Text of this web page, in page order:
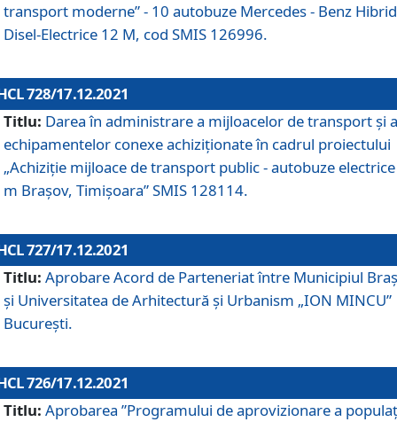
transport moderne” - 10 autobuze Mercedes - Benz Hibrid
Disel-Electrice 12 M, cod SMIS 126996.
728/17.12.2021
Titlu: Darea în administrare a mijloacelor de transport și a
echipamentelor conexe achiziționate în cadrul proiectului
„Achiziție mijloace de transport public - autobuze
m Brașov, Timișoara” SMIS 128114.
727/17.12.2021
Titlu: Aprobare Acord de Parteneriat între Municipiul
și Universitatea de Arhitectură și Urbanism „ION MINCU”
București.
726/17.12.2021
Titlu: Aprobarea ”Programului de aprovizionare a